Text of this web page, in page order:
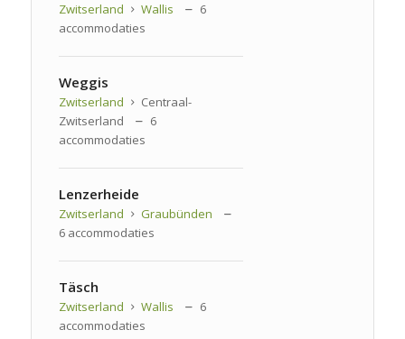
Zwitserland Wallis
6
accommodaties
Weggis
Zwitserland
Centraal-
Zwitserland
6
accommodaties
Lenzerheide
Zwitserland
Graubünden
6 accommodaties
Täsch
Zwitserland Wallis
6
accommodaties